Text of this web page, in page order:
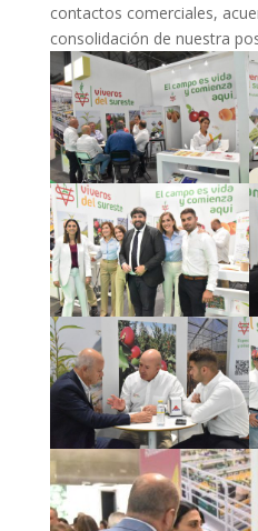
contactos comerciales,
consolidación de nuestra